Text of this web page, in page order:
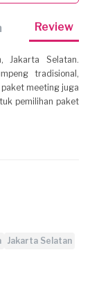
Review
Jakarta Selatan.
tradisional,
meeting juga
pemilihan paket
Jakarta Selatan